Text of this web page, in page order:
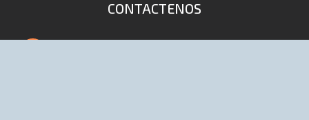
CONTACTENOS